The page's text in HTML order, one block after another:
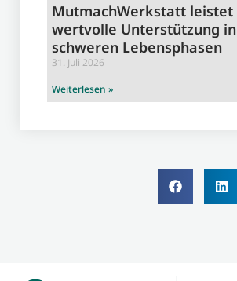
MutmachWerkstatt leistet
wertvolle Unterstützung in
schweren Lebensphasen
31. Juli 2026
Weiterlesen »